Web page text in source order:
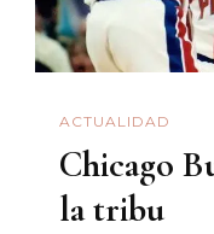
ACTUALIDAD
Chicago
la tribu